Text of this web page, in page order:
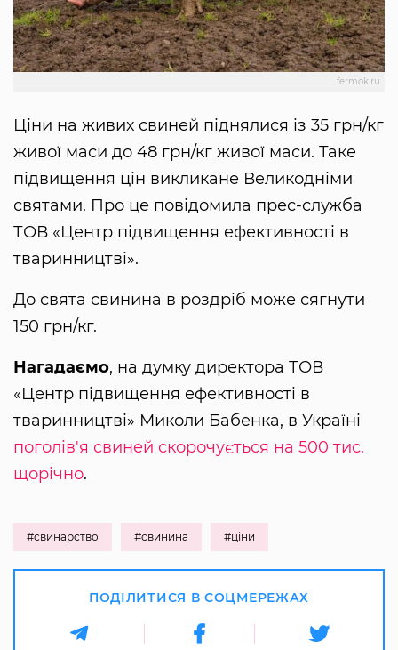
fermok.ru
Ціни на живих свиней піднялися із 35 грн/кг
живої маси до 48 грн/кг живої маси. Таке
підвищення цін викликане Великодніми
святами. Про це повідомила прес-служба
ТОВ «Центр підвищення ефективності в
тваринництві».
До свята свинина в роздріб може сягнути
150 грн/кг.
Нагадаємо, на думку директора ТОВ
«Центр підвищення ефективності в
тваринництві» Миколи Бабенка, в Україні
поголів'я свиней скорочується на 500 тис.
щорічно.
#свинарство #свинина #ціни
ПОДІЛИТИСЯ В СОЦМЕРЕЖАХ